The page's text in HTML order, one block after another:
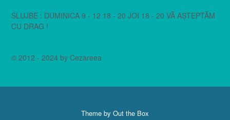
SLUJBE : DUMINICA 9 - 12 18 - 20 JOI 18 - 20 VĂ AȘTEPTĂM
CU DRAG !
© 2012 - 2024 by Cezareea
Theme by Out the Box